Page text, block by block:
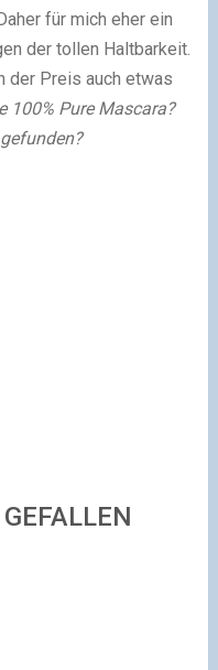
für mich eher ein
der tollen Haltbarkeit.
der Preis auch etwas
100% Pure Mascara?